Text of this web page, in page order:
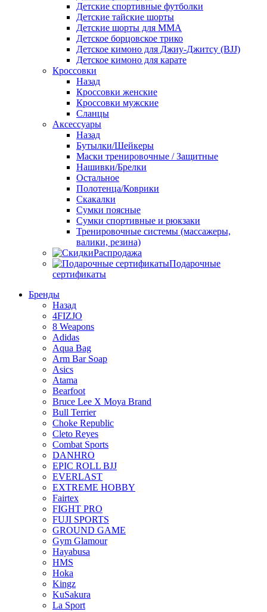
Детские спортивные футболки
Детские тайские шорты
Детские шорты для ММА
Детское борцовское трико
Детское кимоно для Джиу-Джитсу (BJJ)
Детское кимоно для карате
Кроссовки
Назад
Кроссовки женские
Кроссовки мужские
Сланцы
Аксессуары
Назад
Бутылки/Шейкеры
Маски тренировочные / Защитные
Нашивки/Брелки
Остальное
Полотенца/Коврики
Скакалки
Сумки поясные
Сумки спортивные и рюкзаки
Тренировочные системы (массажеры,
валики, резина)
Распродажа
Подарочные
сертификаты
Бренды
Назад
4FIZJO
8 Weapons
Adidas
Aqua Bag
Arm Bar Soap
Asics
Atama
Bearfoot
Bruce Lee X Moya Brand
Bull Terrier
Choke Republic
Cleto Reyes
Combat Sports
DANHRO
EPIC ROLL BJJ
EVERLAST
EXTREME HOBBY
Fairtex
FIGHT PRO
FUJI SPORTS
GROUND GAME
Gym Glamour
Hayabusa
HMS
Hoka
Kingz
KuSakura
La Sport